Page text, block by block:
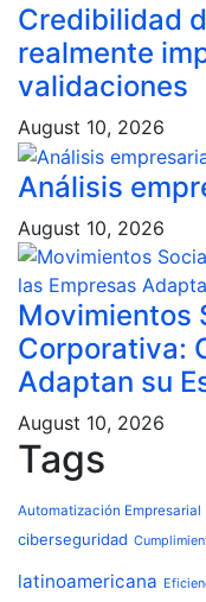
Credibilidad
realmente
validaciones
August 10, 2026
Análisis
August 10, 2026
Movimientos
Corporativa:
Adaptan su
August 10, 2026
Tags
Automatización Empresarial
ciberseguridad
latinoamericana